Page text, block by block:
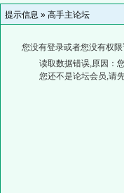
提示信息 » 高手主论坛
您没有登录或者您没有权
读取数据错误,原因：
您还不是论坛会员,请